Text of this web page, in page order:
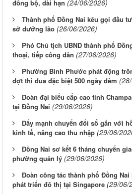
đồng bộ, dài hạn (24/06/2026)
Thành phố Đồng Nai kêu gọi đầu
sở dưỡng lão (26/06/2026)
Phó Chủ tịch UBND thành phố
thoại, tiếp công dân (27/06/2026)
Phường Bình Phước phát động
đợt thi đua đặc biệt 500 ngày đêm
Đoàn đại biểu cấp cao tỉnh
tại Đồng Nai (29/06/2026)
Đẩy mạnh chuyển đổi số gắn với
kinh tế, nâng cao thu nhập (29/06/
Đồng Nai sơ kết 6 tháng chuyển
phường quản lý (29/06/2026)
Đoàn công tác thành phố Đồng
phát triển đô thị tại Singapore (29/06/